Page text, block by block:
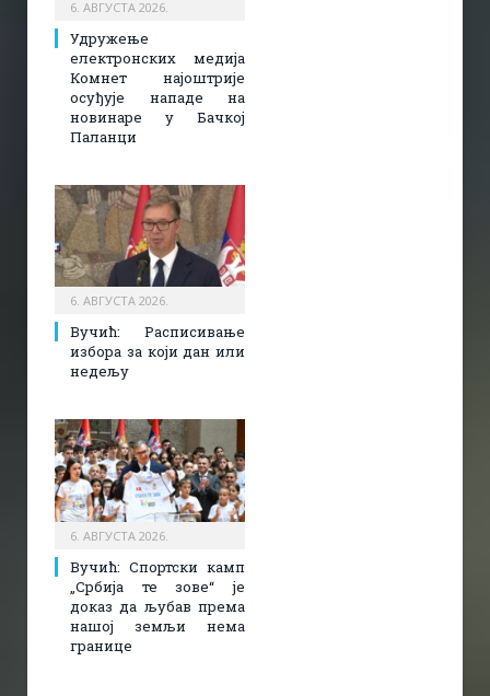
6. АВГУСТА 2026.
Удружење
електронских медија
Комнет најоштрије
осуђује нападе на
новинаре у Бачкој
Паланци
6. АВГУСТА 2026.
Вучић: Расписивање
избора за који дан или
недељу
6. АВГУСТА 2026.
Вучић: Спортски камп
„Србија те зове“ је
доказ да љубав према
нашој земљи нема
границе